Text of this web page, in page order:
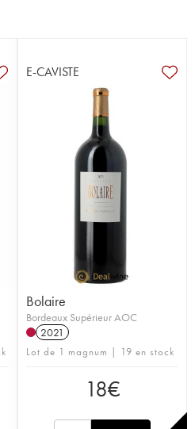
E-CAVISTE
Bolaire
Bordeaux Supérieur AOC
2021
Lot de 1 magnum | 19 en stock
18€